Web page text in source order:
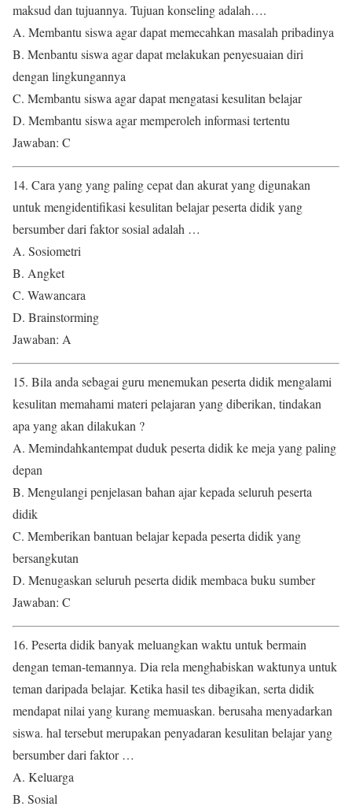
maksud dan tujuannya. Tujuan konseling adalah….
A. Membantu siswa agar dapat memecahkan masalah pribadinya
B. Menbantu siswa agar dapat melakukan penyesuaian diri
dengan lingkungannya
C. Membantu siswa agar dapat mengatasi kesulitan belajar
D. Membantu siswa agar memperoleh informasi tertentu
Jawaban: C
14. Cara yang yang paling cepat dan akurat yang digunakan
untuk mengidentifikasi kesulitan belajar peserta didik yang
bersumber dari faktor sosial adalah …
A. Sosiometri
B. Angket
C. Wawancara
D. Brainstorming
Jawaban: A
15. Bila anda sebagai guru menemukan peserta didik mengalami
kesulitan memahami materi pelajaran yang diberikan, tindakan
apa yang akan dilakukan ?
A. Memindahkantempat duduk peserta didik ke meja yang paling
depan
B. Mengulangi penjelasan bahan ajar kepada seluruh peserta
didik
C. Memberikan bantuan belajar kepada peserta didik yang
bersangkutan
D. Menugaskan seluruh peserta didik membaca buku sumber
Jawaban: C
16. Peserta didik banyak meluangkan waktu untuk bermain
dengan teman-temannya. Dia rela menghabiskan waktunya untuk
teman daripada belajar. Ketika hasil tes dibagikan, serta didik
mendapat nilai yang kurang memuaskan. berusaha menyadarkan
siswa. hal tersebut merupakan penyadaran kesulitan belajar yang
bersumber dari faktor …
A. Keluarga
B. Sosial